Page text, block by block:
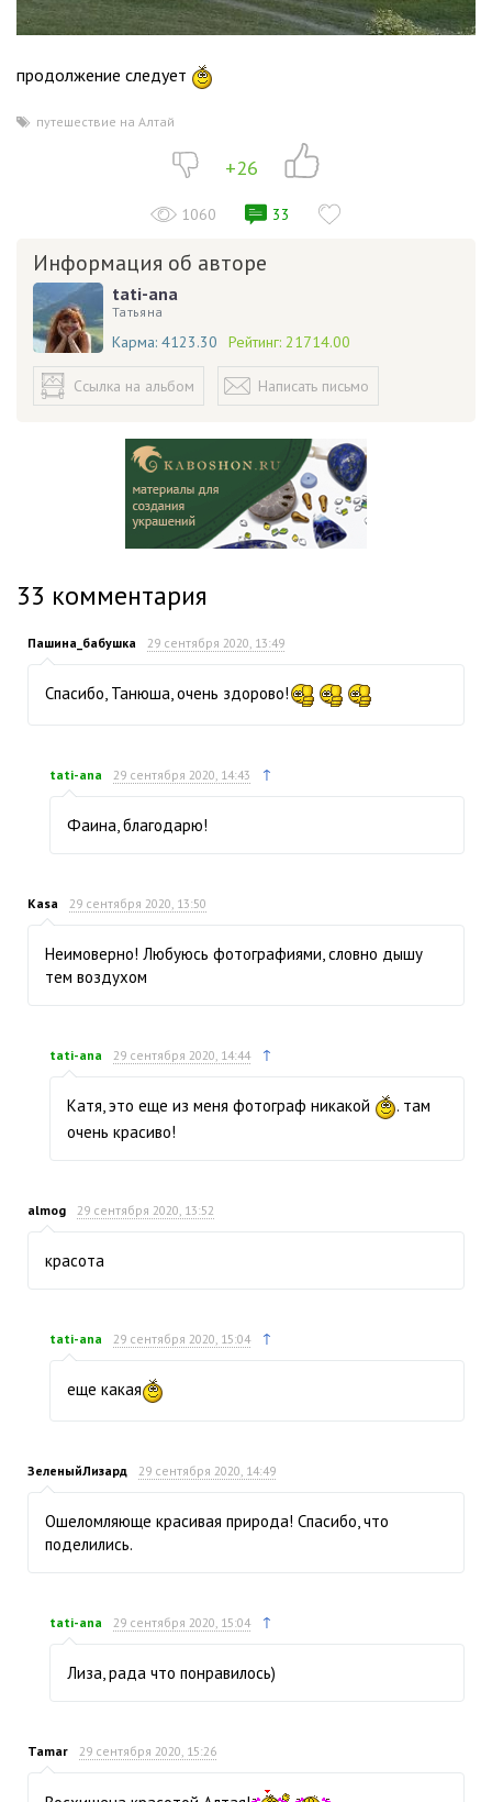
продолжение следует
путешествие на Алтай
+26
1060 33
Информация об авторе
tati-ana
Татьяна
Карма: 4123.30 Рейтинг: 21714.00
Ссылка на альбом Написать письмо
33 комментария
Пашина_бабушка 29 сентября 2020, 13:49
Спасибо, Танюша, очень здорово!
tati-ana 29 сентября 2020, 14:43 ↑
Фаина, благодарю!
Kasa 29 сентября 2020, 13:50
Неимоверно! Любуюсь фотографиями, словно дышу
тем воздухом
tati-ana 29 сентября 2020, 14:44 ↑
Катя, это еще из меня фотограф никакой
. там
очень красиво!
almog 29 сентября 2020, 13:52
красота
tati-ana 29 сентября 2020, 15:04 ↑
еще какая
ЗеленыйЛизард 29 сентября 2020, 14:49
Ошеломляюще красивая природа! Спасибо, что
поделились.
tati-ana 29 сентября 2020, 15:04 ↑
Лиза, рада что понравилось)
Tamar 29 сентября 2020, 15:26